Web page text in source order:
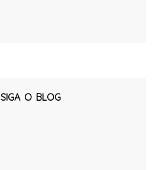
SIGA O BLOG